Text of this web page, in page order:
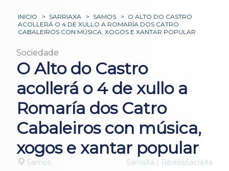
INICIO > SARRIAXA > SAMOS > O ALTO DO CASTRO
ACOLLERÁ O 4 DE XULLO A ROMARÍA DOS CATRO
CABALEIROS CON MÚSICA, XOGOS E XANTAR POPULAR
Sociedade
O Alto do Castro
acollerá o 4 de xullo a
Romaría dos Catro
Cabaleiros con música,
xogos e xantar popular
Samos SarriaXa | RibeiraSacraXa